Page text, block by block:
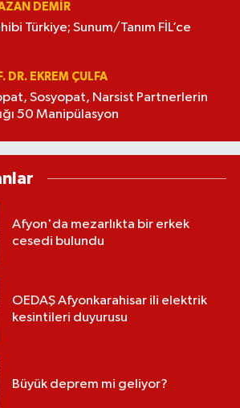
DEMİR
Türkiye; Sunum/Tanım FİL’ce
DR. EKREM ÇULFA
Sosyopat, Narsist Partnerlerin
50 Manipülasyon
Afyon'da mezarlıkta bir erkek
cesedi bulundu
OEDAŞ Afyonkarahisar ili elektrik
kesintileri duyurusu
Büyük deprem mi geliyor?